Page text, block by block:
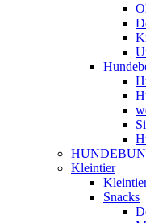
Kleintier
Snacks